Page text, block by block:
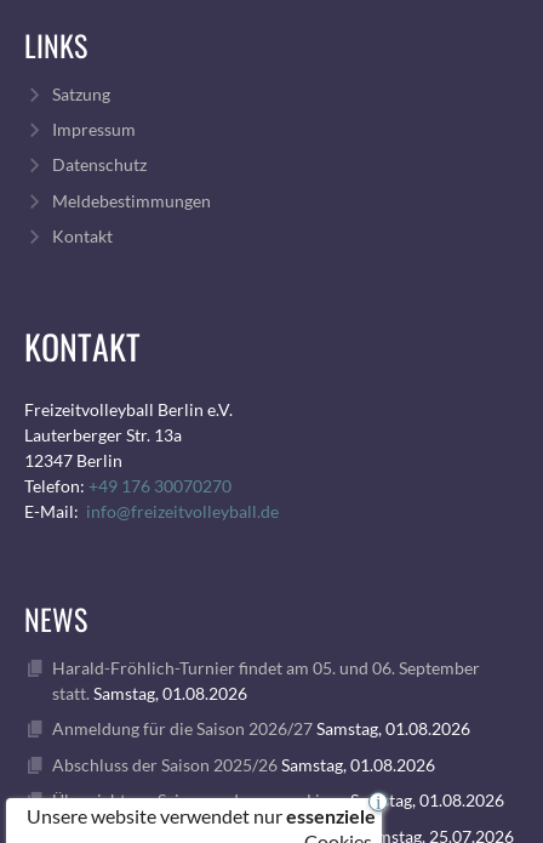
LINKS
Satzung
Impressum
Datenschutz
Meldebestimmungen
Kontakt
KONTAKT
Freizeitvolleyball Berlin e.V.
Lauterberger Str. 13a
12347 Berlin
Telefon: +49 176 30070270
E-Mail: info@freizeitvolleyball.de
NEWS
Harald-Fröhlich-Turnier findet am 05. und 06. September
statt. Samstag, 01.08.2026
Anmeldung für die Saison 2026/27Samstag, 01.08.2026
Abschluss der Saison 2025/26Samstag, 01.08.2026
Übersicht zur Saison und unseren LigenSamstag, 01.08.2026
1. VOLLEY GODS SUMMER CAMP 2026Samstag, 25.07.2026
Unsere website verwendet nuressenziele
i